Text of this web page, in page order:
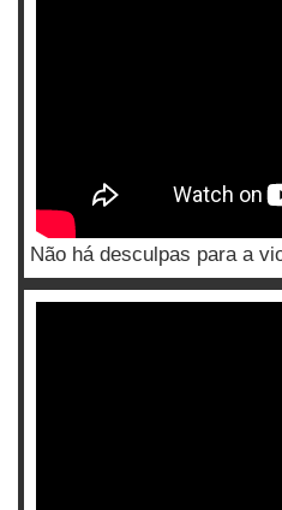
Não há desculpas para a